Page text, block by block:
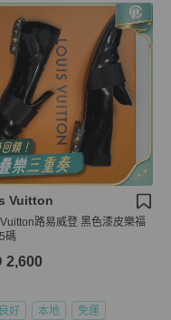
Vuitton
路易威登 黑色漆皮樂福
碼
2,600
好 本地 免運